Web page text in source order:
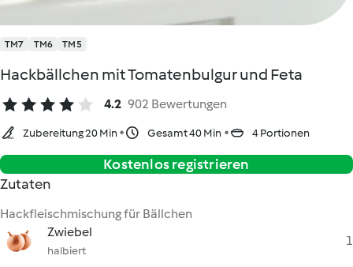
TM7 TM6 TM5
Hackbällchen mit Tomatenbulgur und Feta
4.2 902 Bewertungen
Zubereitung 20 Min Gesamt 40 Min 4 Portionen
Kostenlos registrieren
Zutaten
Hackfleischmischung für Bällchen
Zwiebel
halbiert
1